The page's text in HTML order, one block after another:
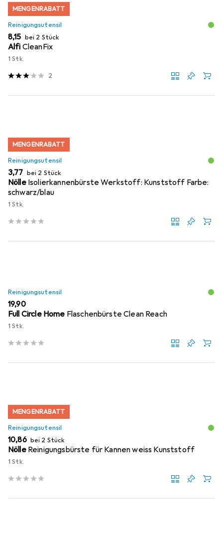
MENGENRABATT
Reinigungsutensil
EUR
8,15 bei 2 Stück
Alfi CleanFix
1 Stk.
2
MENGENRABATT
Reinigungsutensil
EUR
3,77 bei 2 Stück
Nölle Isolierkannenbürste Werkstoff: Kunststoff Farbe:
schwarz/blau
1 Stk.
Reinigungsutensil
EUR
19,90
Full Circle Home Flaschenbürste Clean Reach
1 Stk.
MENGENRABATT
Reinigungsutensil
EUR
10,86 bei 2 Stück
Nölle Reinigungsbürste für Kannen weiss Kunststoff
1 Stk.